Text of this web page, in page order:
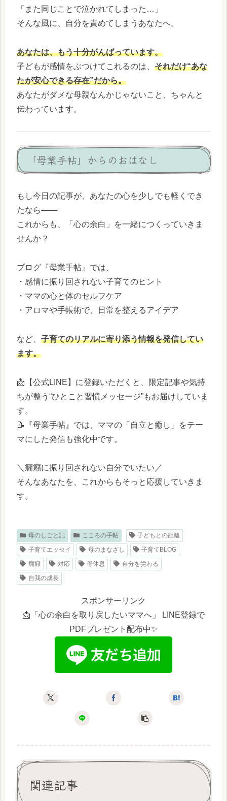
「また同じことで泣かれてしまった…」
そんな風に、自分を責めてしまうあなたへ。
あなたは、もう十分がんばっています。
子どもが感情をぶつけてこれるのは、 それだけ“あな
たが安心できる存在”だから。
あなたがダメな母親なんかじゃないこと、ちゃんと
伝わっています。
「母業手帖」からのおはなし
もし今日の記事が、あなたの心を少しでも軽くでき
たなら――
これからも、「心の余白」を一緒につくっていきま
せんか？
ブログ『母業手帖』では、
・感情に振り回されない子育てのヒント
・ママの心と体のセルフケア
・アロマや手帳術で、日常を整えるアイデア
など、 子育てのリアルに寄り添う情報を発信してい
ます。
📩【公式LINE】に登録いただくと、限定記事や気持
ちが整う“ひとこと習慣メッセージ”もお届けしていま
す。
📝『母業手帖』では、ママの「自立と癒し」をテー
マにした発信も強化中です。
＼癇癪に振り回されない自分でいたい／
そんなあなたを、これからもそっと応援していきま
す。
母のしごと記 こころの手帖
子どもとの距離
子育てエッセイ
母のまなざし
子育てBLOG
癇癪
対応 母休息
自分を労わる
自我の成長
スポンサーリンク
📩「心の余白を取り戻したいママへ」 LINE登録で
PDFプレゼント配布中✨
関連記事